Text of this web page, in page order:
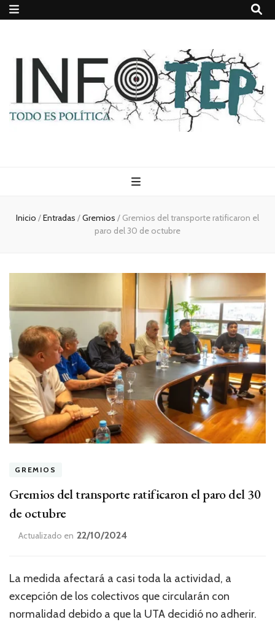
Todo es
(rosca)
política
Inicio /Entradas /Gremios / Gremios del transporte ratificaron el
paro del 30 de octubre
GREMIOS
Gremios del transporte ratificaron el paro del 30
de octubre
Actualizado en 22/10/2024
La medida afectará a casi toda la actividad, a
excepción de los colectivos que circularán con
normalidad debido a que la UTA decidió no adherir.